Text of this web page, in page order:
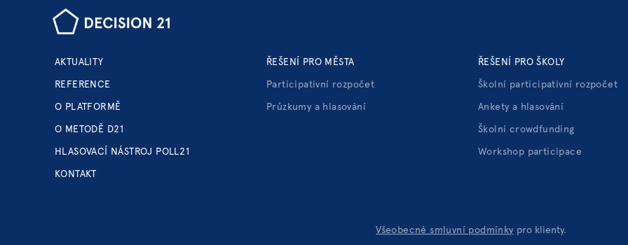
AKTUALITY
REFERENCE
O PLATFORMĚ
O METODĚ D21
HLASOVACÍ NÁSTROJ POLL21
KONTAKT
ŘEŠENÍ PRO MĚSTA
Participativní rozpočet
Průzkumy a hlasování
ŘEŠENÍ PRO ŠKOLY
Školní participativní rozpočet
Ankety a hlasování
Školní crowdfunding
Workshop participace
Všeobecné smluvní podmínky pro klienty.